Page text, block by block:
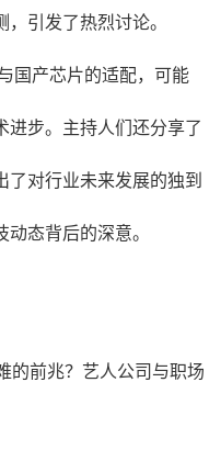
引发了热烈讨论。
国产芯片的适配，可能
进步。主持人们还分享了
了对行业未来发展的独到
态背后的深意。
的前兆？艺人公司与职场